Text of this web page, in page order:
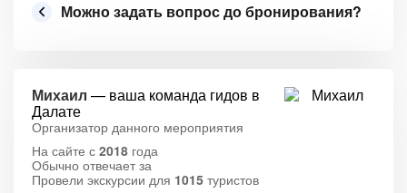
Можно задать вопрос до бронирования?
Михаил — ваша команда гидов в
Далате
Организатор данного мероприятия
На сайте с 2018 года
Обычно отвечает за
Провели экскурсии для 1015 туристов